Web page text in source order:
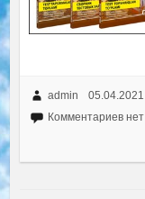
admin 05.04.2021
Комментариев нет